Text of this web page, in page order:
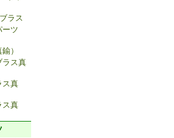
ラス
ーツ
）
ラス真
ス真
ス真